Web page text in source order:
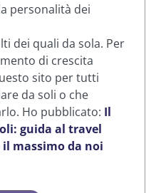
personalità dei
dei quali da sola. Per
di crescita
sito per tutti
da soli o che
Ho pubblicato: Il
guida al travel
massimo da noi